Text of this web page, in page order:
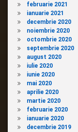
februarie 2021
ianuarie 2021
decembrie 2020
noiembrie 2020
octombrie 2020
septembrie 2020
august 2020
iulie 2020
iunie 2020
mai 2020
aprilie 2020
martie 2020
februarie 2020
ianuarie 2020
decembrie 2019